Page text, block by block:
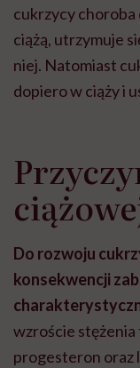
cukrzycy choroba
ciążą, utrzymuje
niej. Natomiast
dopiero w ciąży i
Do rozwoju
konsekwencji
wzroście
progesteron oraz